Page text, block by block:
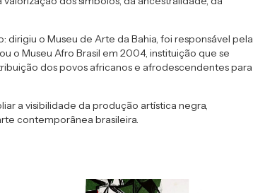
o Museu de Arte da Bahia, foi responsável pela
o Museu Afro Brasil em 2004, instituição que se
dos povos africanos e afrodescendentes para
a visibilidade da produção artística negra,
contemporânea brasileira.